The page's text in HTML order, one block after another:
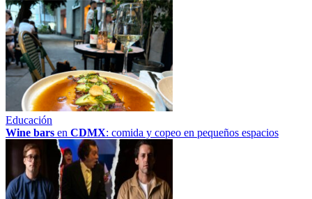
Educación
Wine bars en CDMX: comida y copeo en pequeños espacios